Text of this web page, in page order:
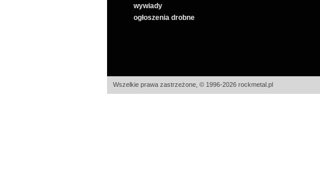
wywiady
ogłoszenia drobne
Wszelkie prawa zastrzeżone, © 1996-2026 rockmetal.pl